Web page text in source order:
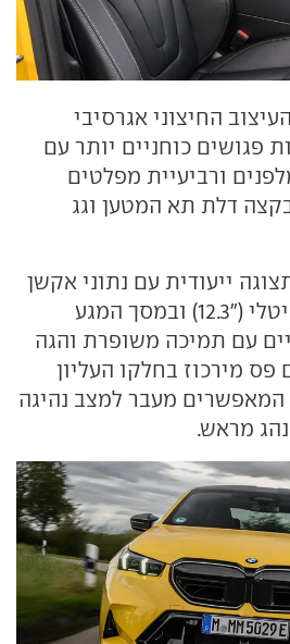
העיצוב החיצוני אגרסיבי
לרבות פגושים כוחניים יותר עם
ורביעיית מפלטים
דלת תא המטען וגג
ייעודית עם נתוני אקשן
בלוח המחוונים הדיגיטלי ("12.3) ובמסך המגע
עם תמיכה משופרת והגה
מירכוז בחלקו העליון
וצמד מתגי M1 ו-M2 המאפשרים מעבר למצב נהיגה
מראש.